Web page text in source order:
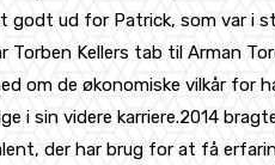
godt ud for Patrick, som var
Torben Kellers tab til Arman
om de økonomiske vilkår
sin videre karriere.2014
der har brug for at få